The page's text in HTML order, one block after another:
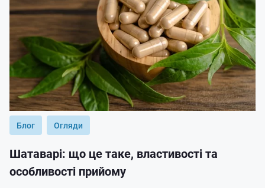
Блог Огляди
Шатаварі: що це таке, властивості та
особливості прийому